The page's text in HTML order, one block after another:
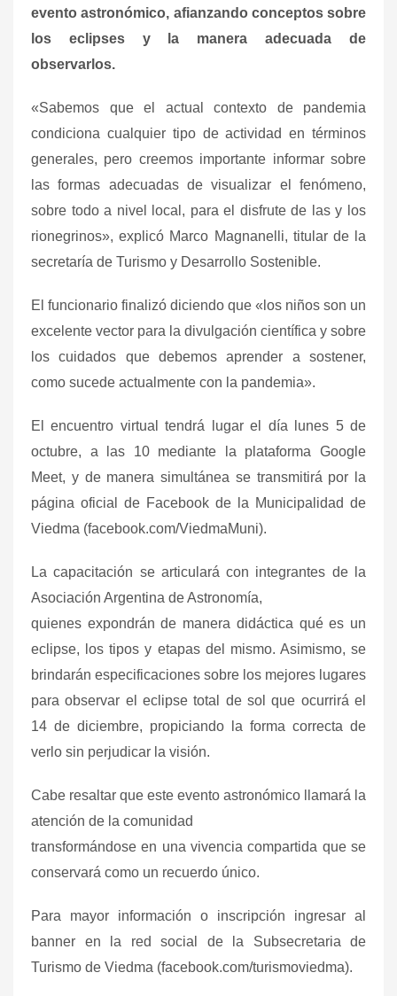
evento astronómico, afianzando conceptos sobre
los eclipses y la manera adecuada de
observarlos.
«Sabemos que el actual contexto de pandemia
condiciona cualquier tipo de actividad en términos
generales, pero creemos importante informar sobre
las formas adecuadas de visualizar el fenómeno,
sobre todo a nivel local, para el disfrute de las y los
rionegrinos», explicó Marco Magnanelli, titular de la
secretaría de Turismo y Desarrollo Sostenible.
El funcionario finalizó diciendo que «los niños son un
excelente vector para la divulgación científica y sobre
los cuidados que debemos aprender a sostener,
como sucede actualmente con la pandemia».
El encuentro virtual tendrá lugar el día lunes 5 de
octubre, a las 10 mediante la plataforma Google
Meet, y de manera simultánea se transmitirá por la
página oficial de Facebook de la Municipalidad de
Viedma (facebook.com/ViedmaMuni).
La capacitación se articulará con integrantes de la
Asociación Argentina de Astronomía,
quienes expondrán de manera didáctica qué es un
eclipse, los tipos y etapas del mismo. Asimismo, se
brindarán especificaciones sobre los mejores lugares
para observar el eclipse total de sol que ocurrirá el
14 de diciembre, propiciando la forma correcta de
verlo sin perjudicar la visión.
Cabe resaltar que este evento astronómico llamará la
atención de la comunidad
transformándose en una vivencia compartida que se
conservará como un recuerdo único.
Para mayor información o inscripción ingresar al
banner en la red social de la Subsecretaria de
Turismo de Viedma (facebook.com/turismoviedma).